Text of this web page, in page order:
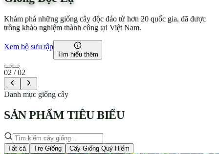
Tre Giống
01 / 02
Danh mục giống cây
SẢN PHẨM TIÊU BIỂU
Tất cả Tre Giống Cây Giống Quý Hiếm